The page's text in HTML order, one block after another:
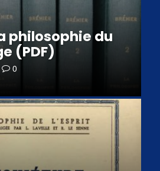
philosophie du
(PDF)
0